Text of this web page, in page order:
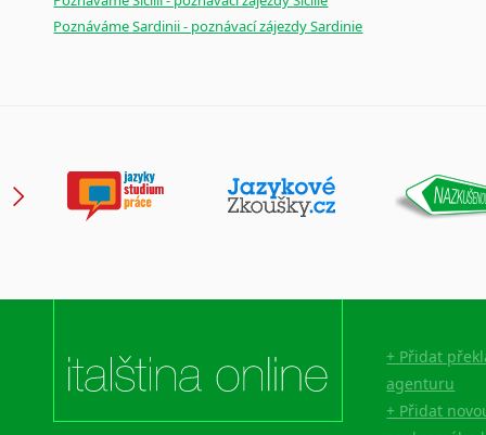
Poznáváme Sardinii - poznávací zájezdy Sardinie
+ Přidat
agenturu
+ Přidat